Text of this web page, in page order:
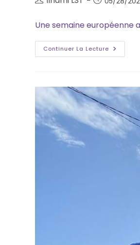
Une semaine européenne
Continuer La Lecture